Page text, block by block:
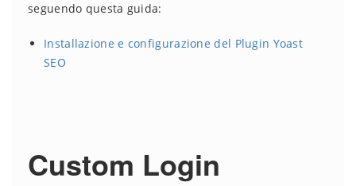
seguendo questa guida:
Installazione e configurazione del Plugin Yoast
SEO
Custom Login